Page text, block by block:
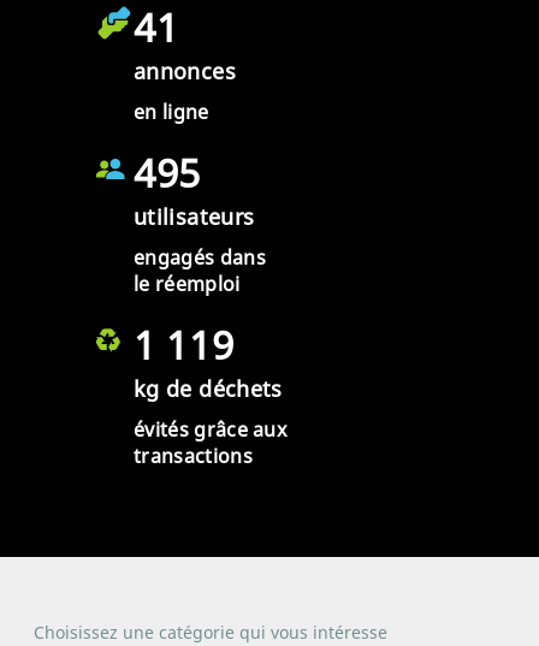
41
annonces
en ligne
495
utilisateurs
engagés dans
le réemploi
1 119
kg de déchets
évités grâce aux
transactions
Choisissez une catégorie qui vous intéresse